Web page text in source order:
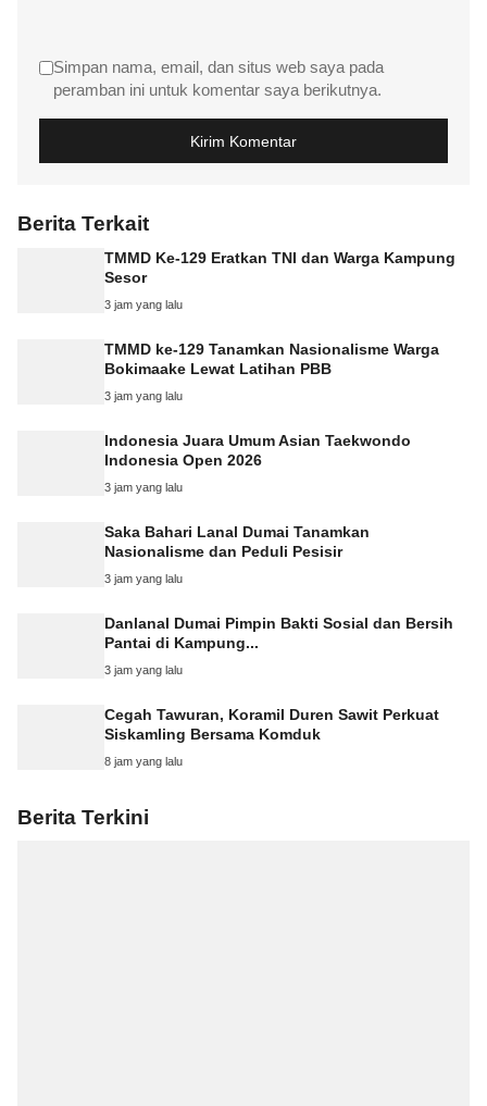
Simpan nama, email, dan situs web saya pada
peramban ini untuk komentar saya berikutnya.
Berita Terkait
TMMD Ke-129 Eratkan TNI dan Warga Kampung
Sesor
3 jam yang lalu
TMMD ke-129 Tanamkan Nasionalisme Warga
Bokimaake Lewat Latihan PBB
3 jam yang lalu
Indonesia Juara Umum Asian Taekwondo
Indonesia Open 2026
3 jam yang lalu
Saka Bahari Lanal Dumai Tanamkan
Nasionalisme dan Peduli Pesisir
3 jam yang lalu
Danlanal Dumai Pimpin Bakti Sosial dan Bersih
Pantai di Kampung...
3 jam yang lalu
Cegah Tawuran, Koramil Duren Sawit Perkuat
Siskamling Bersama Komduk
8 jam yang lalu
Berita Terkini